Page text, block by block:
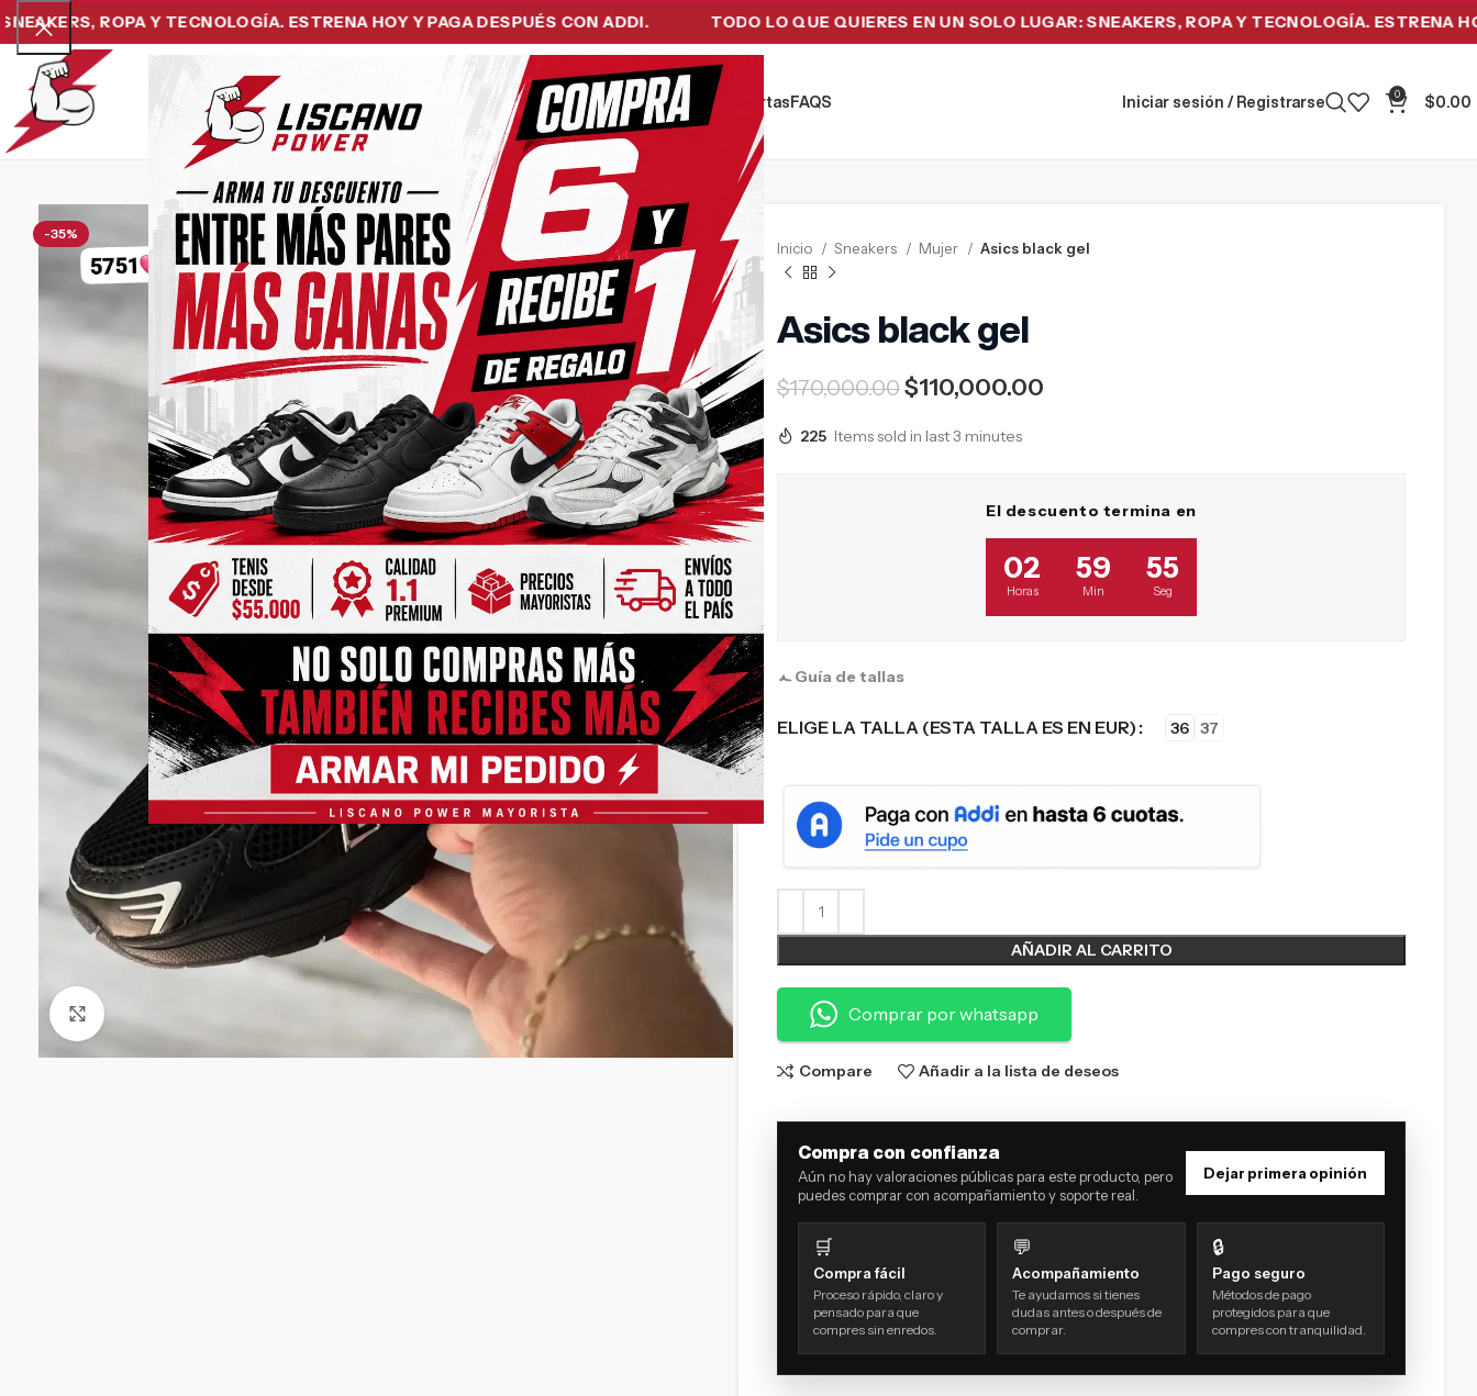
ROPA Y TECNOLOGÍA. ESTRENA HOY Y PAGA DESPUÉS CON ADDI. TODO LO QUE QUIERES EN UN SOLO LUGAR: SNEAKERS, ROPA Y TECNOLOGÍA. ESTRENA HOY Y
Home SneakersTecnologíaRopa de Hombre Ofertas FAQ´S Iniciar sesión / Registrarse
0
$0.00
-35%
Inicio Sneakers Mujer Asics black gel
Asics black gel
$170,000.00$110,000.00
225 Items sold in last 3 minutes
El descuento termina en
02
Horas
59
Min
54
Seg
Guía de tallas
ELIGE LA TALLA (ESTA TALLA ES EN EUR) 36 37
AÑADIR AL CARRITO
Comprar por whatsapp
Compare Añadir a la lista de deseos
Compra con confianza
Aún no hay valoraciones públicas para este producto, pero
puedes comprar con acompañamiento y soporte real.
Dejar primera opinión
🛒
Compra fácil
Proceso rápido, claro y
pensado para que
compres sin enredos.
💬
Acompañamiento
Te ayudamos si tienes
dudas antes o después de
comprar.
🔒
Pago seguro
Métodos de pago
protegidos para que
compres con tranquilidad.